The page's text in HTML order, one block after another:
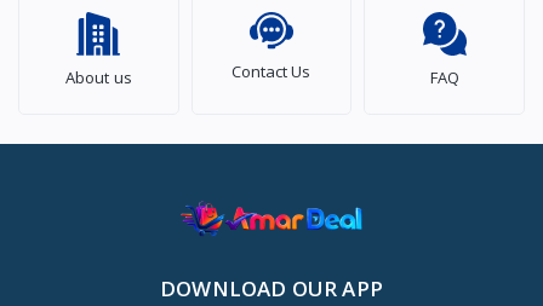
About us Contact Us FAQ
DOWNLOAD OUR APP